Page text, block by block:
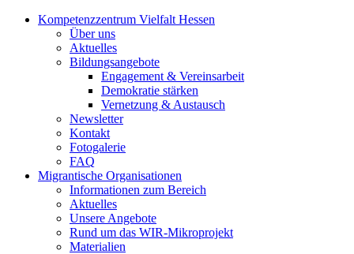
Kompetenzzentrum Vielfalt Hessen
Über uns
Aktuelles
Bildungsangebote
Engagement & Vereinsarbeit
Demokratie stärken
Vernetzung & Austausch
Newsletter
Kontakt
Fotogalerie
FAQ
Migrantische Organisationen
Informationen zum Bereich
Aktuelles
Unsere Angebote
Rund um das WIR-Mikroprojekt
Materialien